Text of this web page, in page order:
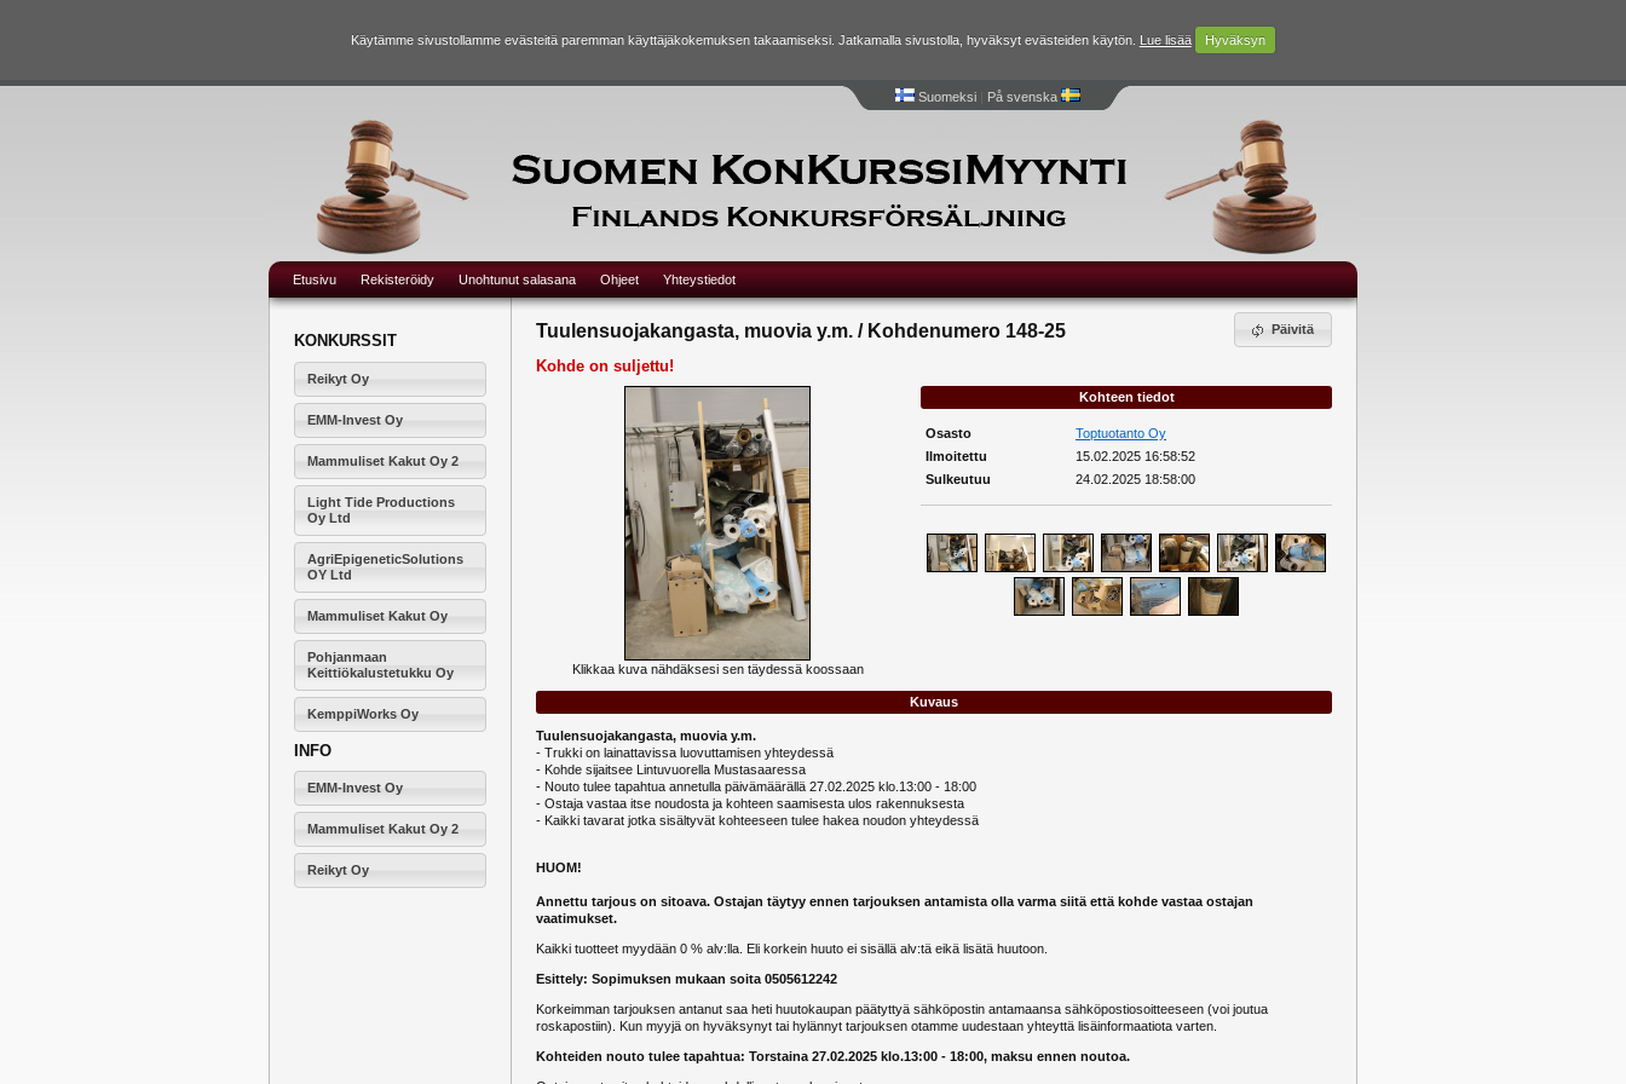
Käytämme sivustollamme evästeitä paremman käyttäjäkokemuksen takaamiseksi. Jatkamalla sivustolla, hyväksyt evästeiden käytön. Lue lisää Hyväksyn
Suomeksi| På svenska
Etusivu Rekisteröidy Unohtunut salasana Ohjeet Yhteystiedot
KONKURSSIT
Reikyt Oy
EMM-Invest Oy
Mammuliset Kakut Oy 2
Light Tide Productions
Oy Ltd
AgriEpigeneticSolutions
OY Ltd
Mammuliset Kakut Oy
Pohjanmaan
Keittiökalustetukku Oy
KemppiWorks Oy
INFO
EMM-Invest Oy
Mammuliset Kakut Oy 2
Reikyt Oy
Päivitä
Tuulensuojakangasta, muovia y.m. / Kohdenumero 148-25
Kohde on suljettu!
Klikkaa kuva nähdäksesi sen täydessä koossaan
Kohteen tiedot
Osasto
Toptuotanto Oy
Ilmoitettu
15.02.2025 16:58:52
Sulkeutuu
24.02.2025 18:58:00
Kuvaus
Tuulensuojakangasta, muovia y.m.
- Trukki on lainattavissa luovuttamisen yhteydessä
- Kohde sijaitsee Lintuvuorella Mustasaaressa
- Nouto tulee tapahtua annetulla päivämäärällä 27.02.2025 klo.13:00 - 18:00
- Ostaja vastaa itse noudosta ja kohteen saamisesta ulos rakennuksesta
- Kaikki tavarat jotka sisältyvät kohteeseen tulee hakea noudon yhteydessä
HUOM!
Annettu tarjous on sitoava. Ostajan täytyy ennen tarjouksen antamista olla varma siitä että kohde vastaa ostajan
vaatimukset.
Kaikki tuotteet myydään 0 % alv:lla. Eli korkein huuto ei sisällä alv:tä eikä lisätä huutoon.
Esittely: Sopimuksen mukaan soita 0505612242
Korkeimman tarjouksen antanut saa heti huutokaupan päätyttyä sähköpostin antamaansa sähköpostiosoitteeseen (voi joutua
roskapostiin). Kun myyjä on hyväksynyt tai hylännyt tarjouksen otamme uudestaan yhteyttä lisäinformaatiota varten.
Kohteiden nouto tulee tapahtua: Torstaina 27.02.2025 klo.13:00 - 18:00, maksu ennen noutoa.